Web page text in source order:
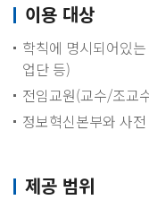
이용 대상
학칙에 명시되어있
업단 등)
전임교원(교수/조교
정보혁신본부와 사
제공 범위